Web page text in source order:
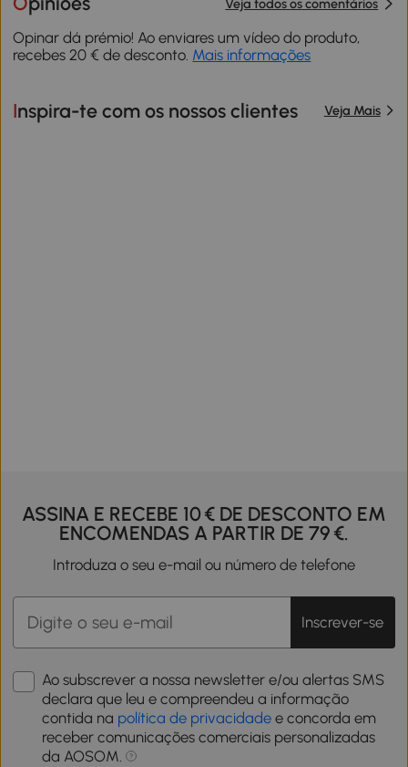
Veja todos os comentários
Opinar dá prémio! Ao enviares um vídeo do produto,
recebes 20 € de desconto. Mais informações
Inspira-te com os nossos clientes Veja Mais
ASSINA E RECEBE 10 € DE DESCONTO EM
ENCOMENDAS A PARTIR DE 79 €.
Introduza o seu e-mail ou número de telefone
Inscrever-se
Ao subscrever a nossa newsletter e/ou alertas SMS
declara que leu e compreendeu a informação
contida na política de privacidade e concorda em
receber comunicações comerciais personalizadas
da AOSOM.